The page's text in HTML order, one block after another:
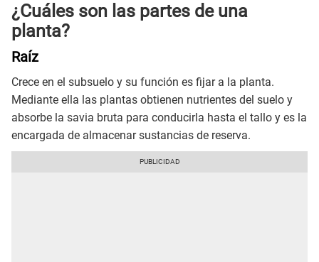
¿Cuáles son las partes de una
planta?
Raíz
Crece en el subsuelo y su función es fijar a la planta.
Mediante ella las plantas obtienen nutrientes del suelo y
absorbe la savia bruta para conducirla hasta el tallo y es la
encargada de almacenar sustancias de reserva.